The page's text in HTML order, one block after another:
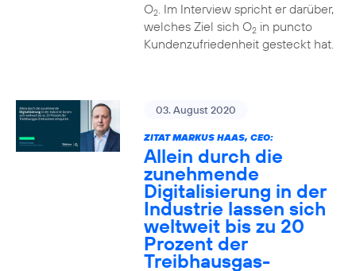
O2. Im Interview spricht er darüber,
welches Ziel sich O2in puncto
Kundenzufriedenheit gesteckt hat.
03. August 2020
ZITAT MARKUS HAAS, CEO:
Allein durch die
zunehmende
Digitalisierung in der
Industrie lassen sich
weltweit bis zu 20
Prozent der
Treibhausgas-